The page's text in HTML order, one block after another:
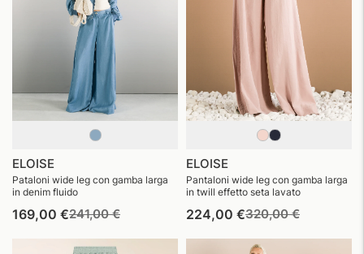
ELOISE
Pataloni wide leg con gamba larga
in denim fluido
169,00 €Prezzo
listino
241,00 €Prezzo
ELOISE
Pantaloni wide leg con gamba larga
in twill effetto seta lavato
224,00 €Prezzo
listino
320,00 €Prezzo